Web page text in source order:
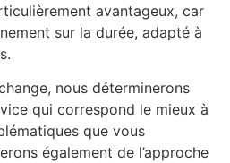
avantageux, car
sur la durée, adapté à
nous déterminerons
qui correspond le mieux à
que vous
également de l’approche